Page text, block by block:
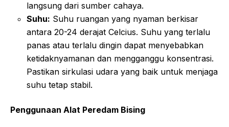
langsung dari sumber cahaya.
Suhu: Suhu ruangan yang nyaman berkisar
antara 20-24 derajat Celcius. Suhu yang terlalu
panas atau terlalu dingin dapat menyebabkan
ketidaknyamanan dan mengganggu konsentrasi.
Pastikan sirkulasi udara yang baik untuk menjaga
suhu tetap stabil.
Penggunaan Alat Peredam Bising